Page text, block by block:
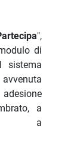
",
di
sistema
a
a